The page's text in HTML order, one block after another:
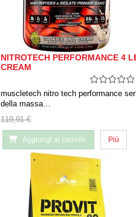
NITROTECH PERFORMANCE 4
CREAM
muscletech nitro tech performance
della massa…
119,91 €
Aggiungi al carrello Più